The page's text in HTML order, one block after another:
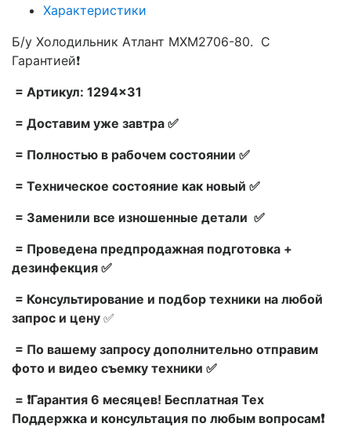
Характеристики
Б/у Холодильник Атлант MXM2706-80. С
Гарантией❗
= Артикул: 1294×31
= Доставим уже завтра ✅
= Полностью в рабочем состоянии ✅
= Техническое состояние как новый ✅
= Заменили все изношенные детали ✅
= Проведена предпродажная подготовка +
дезинфекция ✅
= Консультирование и подбор техники на любой
запрос и цену ✅
= По вашему запросу дополнительно отправим
фото и видео съемку техники ✅
= ❗Гарантия 6 месяцев! Бесплатная Тех
Поддержка и консультация по любым вопросам❗